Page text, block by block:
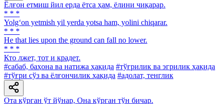
Ёлғон етмиш йил ерда ётса ҳам, ёлини чиқарар.
* * *
Yolg‘on yetmish yil yerda yotsa ham, yolini chiqarar.
* * *
He that lies upon the ground can fall no lower.
* * *
Кто лжет, тот и крадет.
#сабаб, баҳона ва натижа ҳақида #тўғрилик ва эгрилик ҳақида
#тўғри сўз ва ёлғончилик ҳақида #адолат, тенглик
Ота кўрган ўт йўнар, Она кўрган тўн бичар.